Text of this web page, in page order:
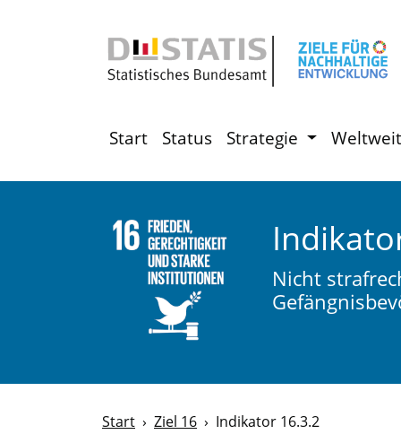
Start Status Strategie Weltweit
Nicht
Start Ziel 16 Indikator 16.3.2